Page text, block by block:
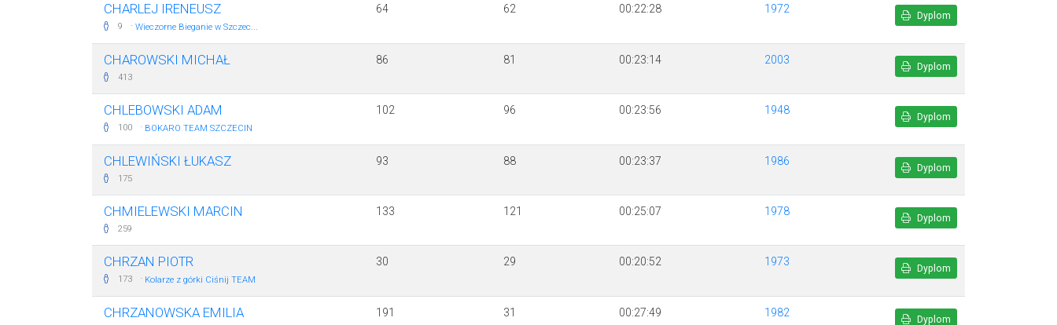
CHARLEJ IRENEUSZ
9 · Wieczorne Bieganie w Szczec...
64 62 00:22:28 1972
Dyplom
CHAROWSKI MICHAŁ
413
86 81 00:23:14 2003
Dyplom
CHLEBOWSKI ADAM
100 · BOKARO TEAM SZCZECIN
102 96 00:23:56 1948
Dyplom
CHLEWIŃSKI ŁUKASZ
175
93 88 00:23:37 1986
Dyplom
CHMIELEWSKI MARCIN
259
133 121 00:25:07 1978
Dyplom
CHRZAN PIOTR
173 · Kolarze z górki Ciśnij TEAM
30 29 00:20:52 1973
Dyplom
CHRZANOWSKA EMILIA 191 31 00:27:49 1982
Dyplom